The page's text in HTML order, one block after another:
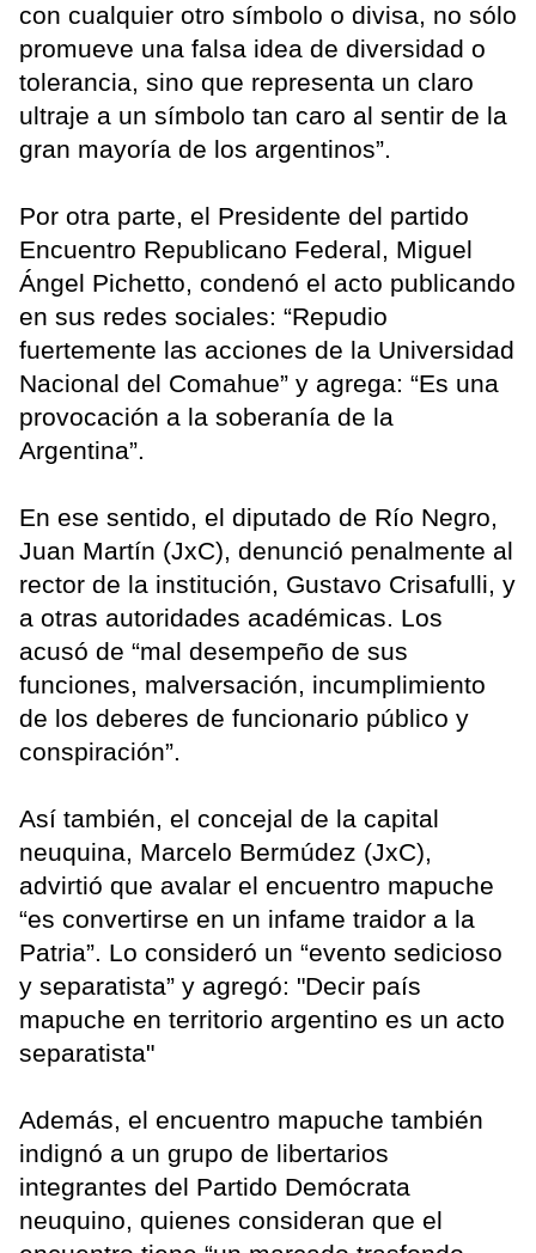
con cualquier otro símbolo o divisa, no sólo
promueve una falsa idea de diversidad o
tolerancia, sino que representa un claro
ultraje a un símbolo tan caro al sentir de la
gran mayoría de los argentinos”.
Por otra parte, el Presidente del partido
Encuentro Republicano Federal, Miguel
Ángel Pichetto, condenó el acto publicando
en sus redes sociales: “Repudio
fuertemente las acciones de la Universidad
Nacional del Comahue” y agrega: “Es una
provocación a la soberanía de la
Argentina”.
En ese sentido, el diputado de Río Negro,
Juan Martín (JxC), denunció penalmente al
rector de la institución, Gustavo Crisafulli, y
a otras autoridades académicas. Los
acusó de “mal desempeño de sus
funciones, malversación, incumplimiento
de los deberes de funcionario público y
conspiración”.
Así también, el concejal de la capital
neuquina, Marcelo Bermúdez (JxC),
advirtió que avalar el encuentro mapuche
“es convertirse en un infame traidor a la
Patria”. Lo consideró un “evento sedicioso
y separatista” y agregó: "Decir país
mapuche en territorio argentino es un acto
separatista"
Además, el encuentro mapuche también
indignó a un grupo de libertarios
integrantes del Partido Demócrata
neuquino, quienes consideran que el